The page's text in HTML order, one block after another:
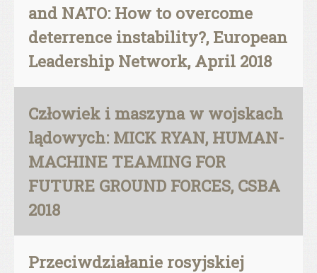
and NATO: How to overcome
deterrence instability?, European
Leadership Network, April 2018
Człowiek i maszyna w wojskach
lądowych: MICK RYAN, HUMAN-
MACHINE TEAMING FOR
FUTURE GROUND FORCES, CSBA
2018
Przeciwdziałanie rosyjskiej